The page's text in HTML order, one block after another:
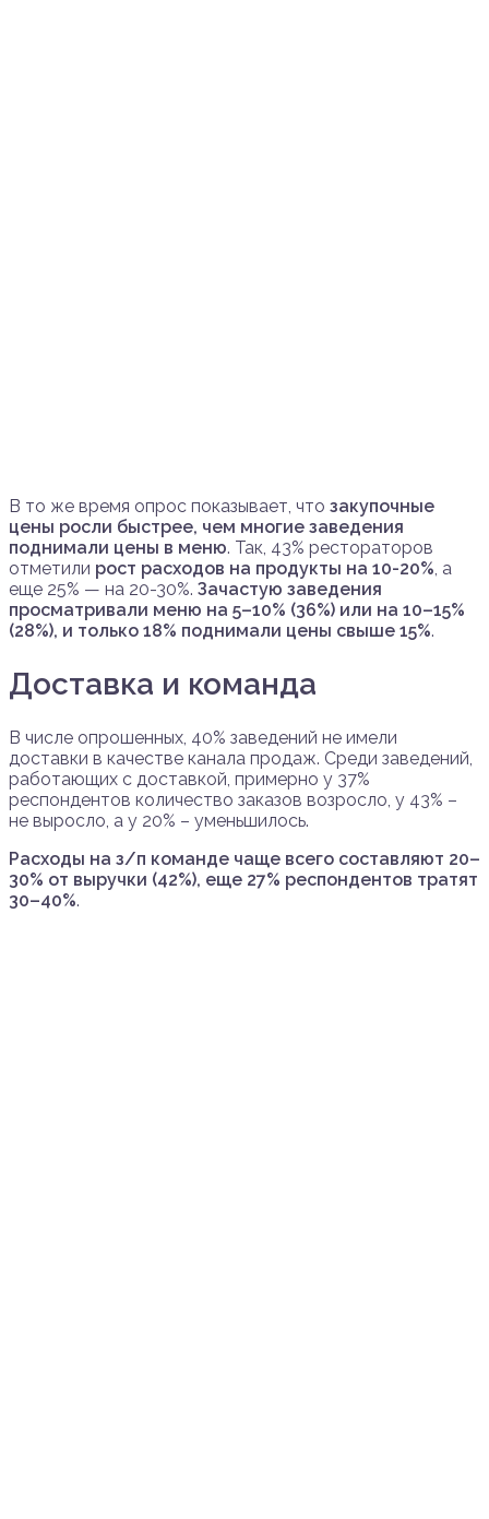
В то же время опрос показывает, что закупочные
цены росли быстрее, чем многие заведения
поднимали цены в меню. Так, 43% рестораторов
отметили рост расходов на продукты на 10-20% , а
еще 25% — на 20-30%. Зачастую заведения
просматривали меню на 5–10% (36%) или на 10–15%
(28%), и только 18% поднимали цены свыше 15%.
Доставка и команда
В числе опрошенных, 40% заведений не имели
доставки в качестве канала продаж. Среди заведений,
работающих с доставкой, примерно у 37%
респондентов количество заказов возросло, у 43% –
не выросло, а у 20% – уменьшилось.
Расходы на з/п команде чаще всего составляют 20–
30% от выручки (42%), еще 27% респондентов тратят
30–40%.